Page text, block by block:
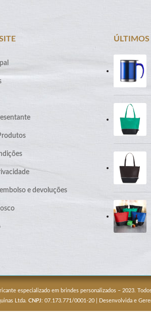
e devoluções
especializado em brindes personalizados – 2023.
Ltda. CNPJ: 07.173.771/0001-20 | Desenvolvida e